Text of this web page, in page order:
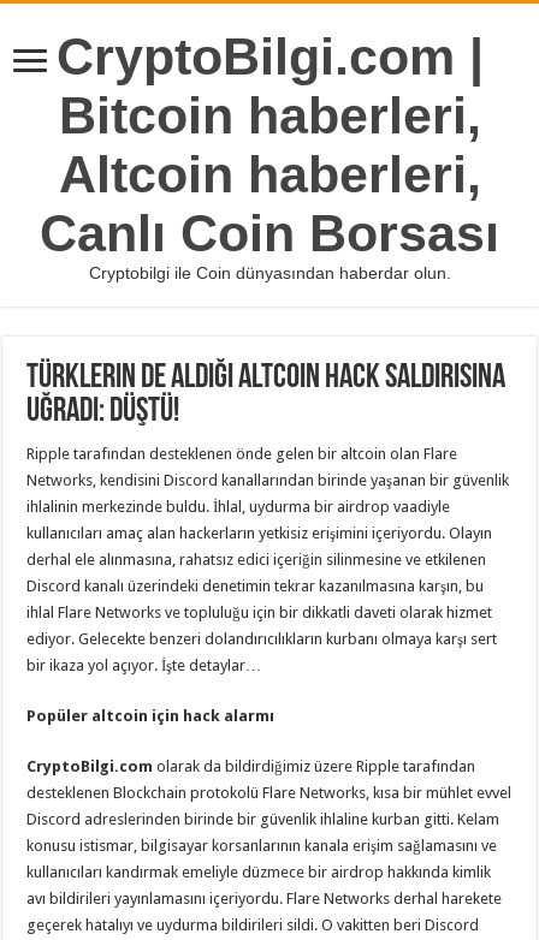
CryptoBilgi.com |
Bitcoin haberleri,
Altcoin haberleri,
Canlı Coin Borsası
Cryptobilgi ile Coin dünyasından haberdar olun.
Türklerin de Aldığı Altcoin Hack Saldırısına
Uğradı: Düştü!
Ripple tarafından desteklenen önde gelen bir altcoin olan Flare
Networks, kendisini Discord kanallarından birinde yaşanan bir güvenlik
ihlalinin merkezinde buldu. İhlal, uydurma bir airdrop vaadiyle
kullanıcıları amaç alan hackerların yetkisiz erişimini içeriyordu. Olayın
derhal ele alınmasına, rahatsız edici içeriğin silinmesine ve etkilenen
Discord kanalı üzerindeki denetimin tekrar kazanılmasına karşın, bu
ihlal Flare Networks ve topluluğu için bir dikkatli daveti olarak hizmet
ediyor. Gelecekte benzeri dolandırıcılıkların kurbanı olmaya karşı sert
bir ikaza yol açıyor. İşte detaylar…
Popüler altcoin için hack alarmı
CryptoBilgi.comolarak da bildirdiğimiz üzere Ripple tarafından
desteklenen Blockchain protokolü Flare Networks, kısa bir mühlet evvel
Discord adreslerinden birinde bir güvenlik ihlaline kurban gitti. Kelam
konusu istismar, bilgisayar korsanlarının kanala erişim sağlamasını ve
kullanıcıları kandırmak emeliyle düzmece bir airdrop hakkında kimlik
avı bildirileri yayınlamasını içeriyordu. Flare Networks derhal harekete
geçerek hatalıyı ve uydurma bildirileri sildi. O vakitten beri Discord